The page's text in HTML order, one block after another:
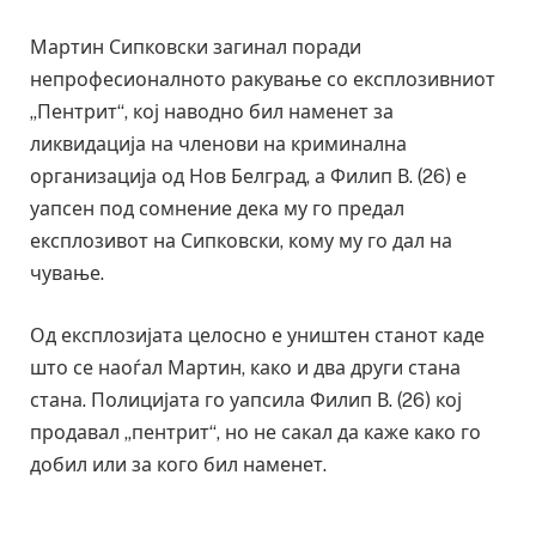
Мартин Сипковски загинал поради
непрофесионалното ракување со експлозивниот
„Пентрит“, кој наводно бил наменет за
ликвидација на членови на криминална
организација од Нов Белград, а Филип В. (26) е
уапсен под сомнение дека му го предал
експлозивот на Сипковски, кому му го дал на
чување.
Од експлозијата целосно е уништен станот каде
што се наоѓал Мартин, како и два други стана
стана. Полицијата го уапсила Филип В. (26) кој
продавал „пентрит“, но не сакал да каже како го
добил или за кого бил наменет.